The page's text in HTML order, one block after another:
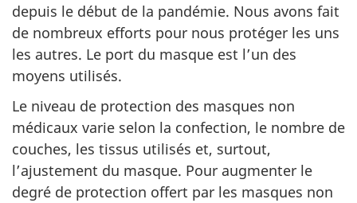
depuis le début de la pandémie. Nous avons fait
de nombreux efforts pour nous protéger les uns
les autres. Le port du masque est l’un des
moyens utilisés.
Le niveau de protection des masques non
médicaux varie selon la confection, le nombre de
couches, les tissus utilisés et, surtout,
l’ajustement du masque. Pour augmenter le
degré de protection offert par les masques non